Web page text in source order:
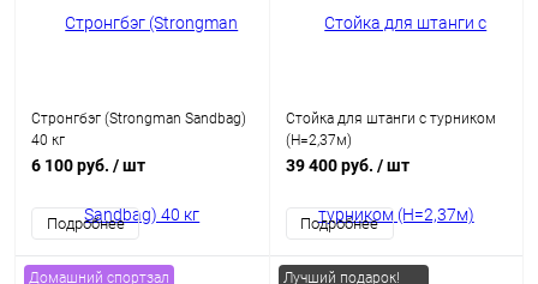
Стронгбэг (Strongman Sandbag)
40 кг
6 100 руб. / шт
Подробнее
Стойка для штанги с турником
(H=2,37м)
39 400 руб. / шт
Подробнее
Домашний спортзал
Лучший подарок!